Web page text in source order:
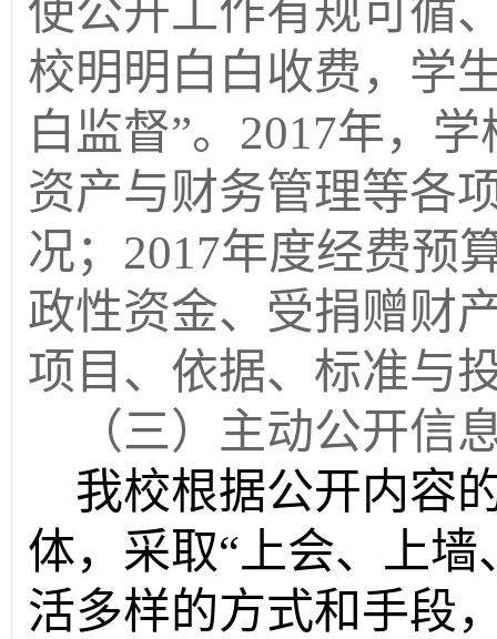
使公开工作有规可循
校明明白白收费，学
白监督”。 2017年，学
资产与财务管理等各
况； 2017年度经费预
政性资金、受捐赠财
项目、依据、标准与
（三）主动公开信
我校根据公开内容
体，采取“上会、上墙
活多样的方式和手段